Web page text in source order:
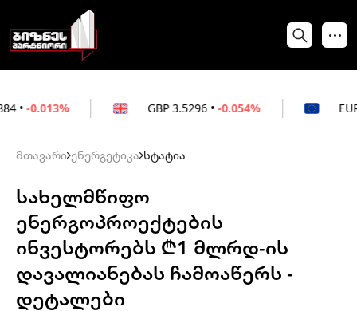
3.5296 -0.054% 3.0264
მთავარი ენერგეტიკა სტატია
სახელმწიფო
ენერგოპროექტების
ინვესტორებს ₾1 მლრდ-ის
დავალიანებას ჩამოაწერს -
დეტალები